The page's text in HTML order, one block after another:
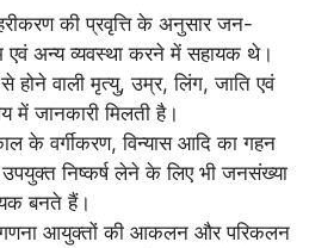
की प्रवृत्ति के अनुसार जन-
एवं अन्य व्यवस्था करने में सहायक थे।
से होने वाली मृत्यु, उम्र, लिंग, जाति एवं
में जानकारी मिलती है।
के वर्गीकरण, विन्यास आदि का गहन
निष्कर्ष लेने के लिए भी जनसंख्या
बनते हैं।
आयुक्तों की आकलन और परिकलन